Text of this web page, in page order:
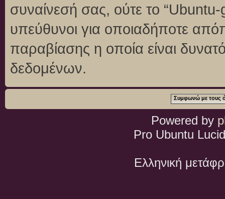
συναίνεσή σας, ούτε το
υπεύθυνοι για οποιαδήποτε
παραβίασης η οποία είναι
δεδομένων.
Powered by
Pro Ubuntu
Ελληνική